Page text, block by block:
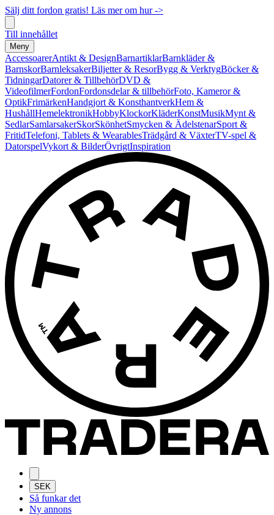
Sälj ditt fordon gratis! Läs mer om hur ->
Till innehållet
Meny
AccessoarerAntikt & DesignBarnartiklarBarnkläder &
BarnskorBarnleksakerBiljetter & ResorBygg & VerktygBöcker &
TidningarDatorer & TillbehörDVD &
VideofilmerFordonFordonsdelar & tillbehörFoto, Kameror &
OptikFrimärkenHandgjort & KonsthantverkHem &
HushållHemelektronikHobbyKlockorKläderKonstMusikMynt &
SedlarSamlarsakerSkorSkönhetSmycken & ÄdelstenarSport &
FritidTelefoni, Tablets & WearablesTrädgård & VäxterTV-spel &
DatorspelVykort & BilderÖvrigtInspiration
SEK
Så funkar det
Ny annons